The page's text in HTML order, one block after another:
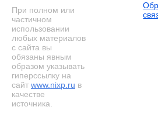
При полном или
частичном
использовании
любых материалов
с сайта вы
обязаны явным
образом указывать
гиперссылку на
сайт www.nixp.ru в
качестве
источника.